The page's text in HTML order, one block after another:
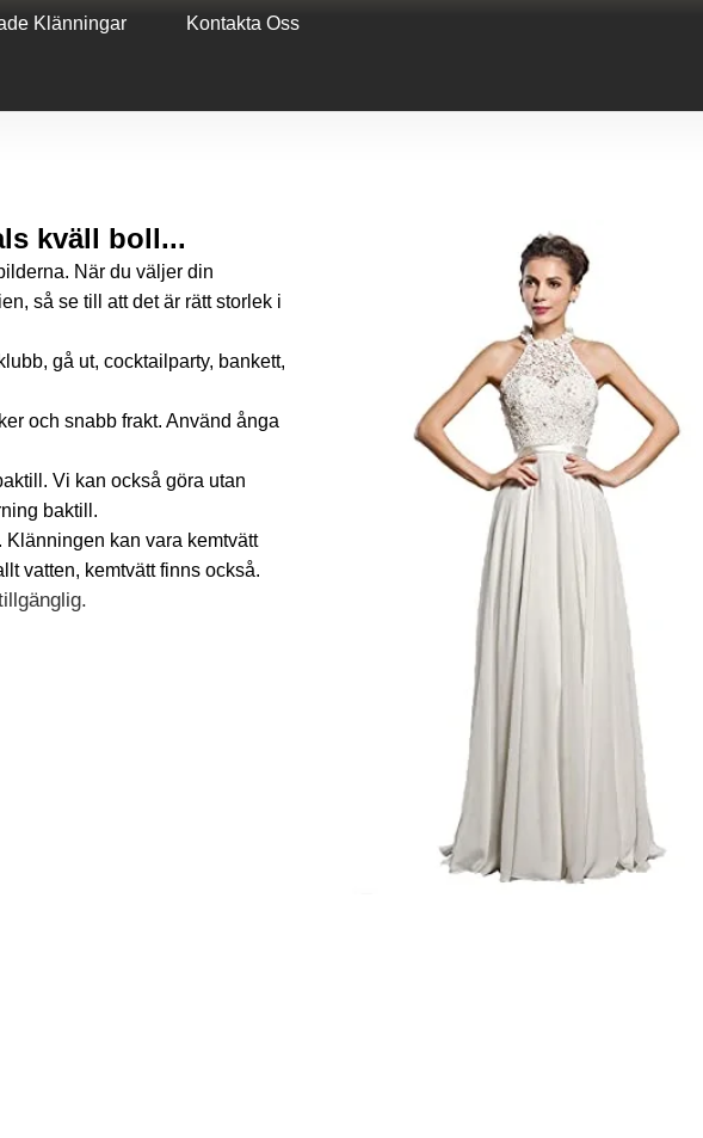
Klänningar Kontakta Oss
kväll boll...
När du väljer din
så se till att det är rätt storlek i
gå ut, cocktailparty, bankett,
och snabb frakt. Använd ånga
Vi kan också göra utan
baktill.
kan vara kemtvätt
vatten, kemtvätt finns också.